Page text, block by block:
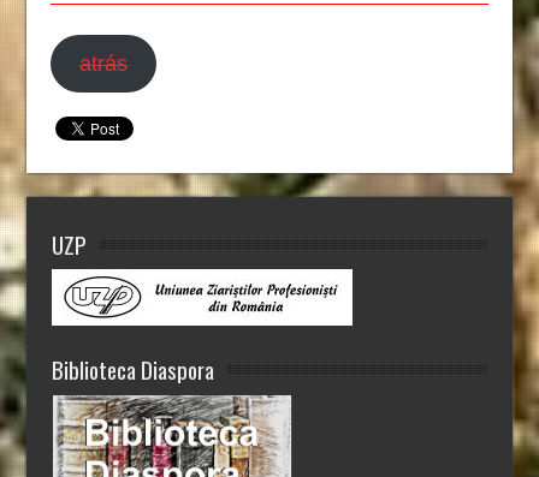
atrás
UZP
Biblioteca Diaspora